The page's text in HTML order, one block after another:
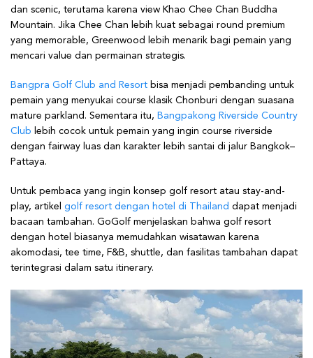
dan scenic, terutama karena view Khao Chee Chan Buddha
Mountain. Jika Chee Chan lebih kuat sebagai round premium
yang memorable, Greenwood lebih menarik bagi pemain yang
mencari value dan permainan strategis.
Bangpra Golf Club and Resort bisa menjadi pembanding untuk
pemain yang menyukai course klasik Chonburi dengan suasana
mature parkland. Sementara itu, Bangpakong Riverside Country
Club lebih cocok untuk pemain yang ingin course riverside
dengan fairway luas dan karakter lebih santai di jalur Bangkok–
Pattaya.
Untuk pembaca yang ingin konsep golf resort atau stay-and-
play, artikel golf resort dengan hotel di Thailand dapat menjadi
bacaan tambahan. GoGolf menjelaskan bahwa golf resort
dengan hotel biasanya memudahkan wisatawan karena
akomodasi, tee time, F&B, shuttle, dan fasilitas tambahan dapat
terintegrasi dalam satu itinerary.